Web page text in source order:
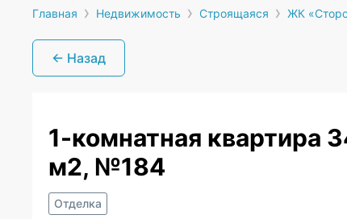
Главная › Недвижимость › Строящаяся › ЖК
← Назад
1-комнатная квартира
м2, №184
Отделка